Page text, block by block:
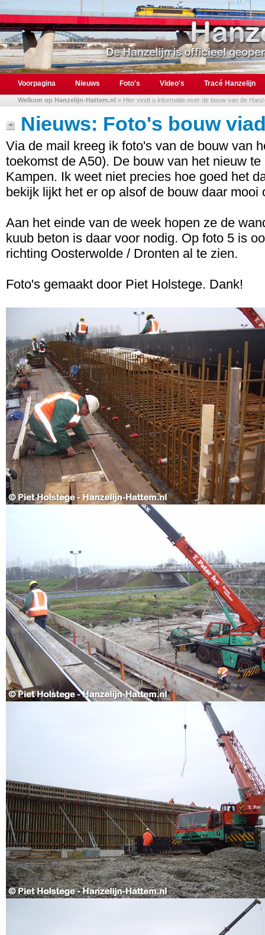
Voorpagina Nieuws Foto's Video's Tracé Hanzelijn
Welkom op Hanzelijn-Hattem.nl » Hier vindt u informatie over de bouw van de
Nieuws: Foto's bouw
Via de mail kreeg ik foto's van de bouw van
toekomst de A50). De bouw van het nieuw
Kampen. Ik weet niet precies hoe goed het
bekijk lijkt het er op alsof de bouw daar mooi
Aan het einde van de week hopen ze de
kuub beton is daar voor nodig. Op foto 5 is
richting Oosterwolde / Dronten al te zien.
Foto's gemaakt door Piet Holstege. Dank!